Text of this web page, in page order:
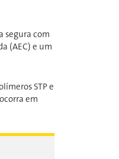
segura com
(AEC) e um
STP e
em